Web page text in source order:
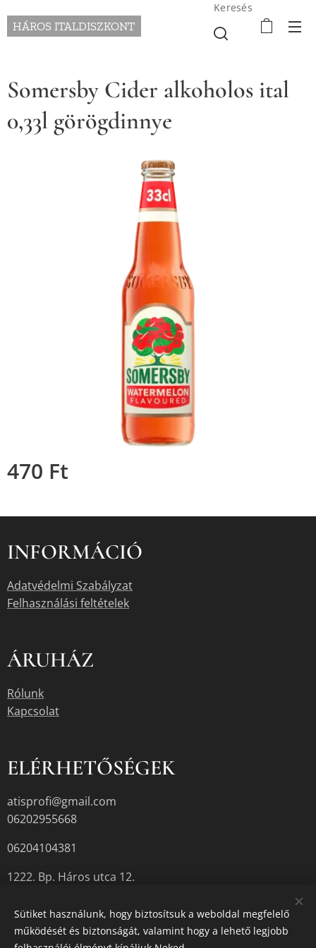
HÁROS ITALDISZKONT
Keresés
Somersby Cider alkoholos ital
0,33l görögdinnye
470 Ft
INFORMÁCIÓ
Adatvédelmi Szabályzat
Felhasználási feltételek
ÁRUHÁZ
Rólunk
Kapcsolat
ELÉRHETŐSÉGEK
atisprofi@gmail.com
06202955668
06204104381
1222. Bp. Háros utca 12.
A termékek aktuális készletéről érdeklődjön az üzletben, vagy a
Sütiket használunk, hogy biztosítsuk a weboldal megfelelő
működését és biztonságát, valamint hogy a lehető legjobb